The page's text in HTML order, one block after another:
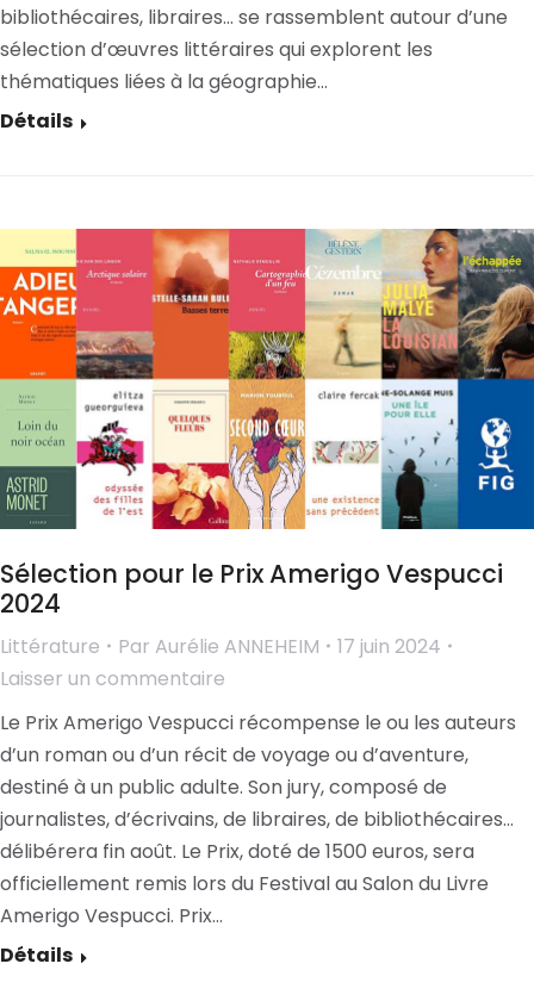
bibliothécaires, libraires… se rassemblent autour d’une
sélection d’œuvres littéraires qui explorent les
thématiques liées à la géographie…
Détails
Sélection pour le Prix Amerigo Vespucci
2024
Littérature Par Aurélie ANNEHEIM
17 juin 2024
Laisser un commentaire
Le Prix Amerigo Vespucci récompense le ou les auteurs
d’un roman ou d’un récit de voyage ou d’aventure,
destiné à un public adulte. Son jury, composé de
journalistes, d’écrivains, de libraires, de bibliothécaires…
délibérera fin août. Le Prix, doté de 1500 euros, sera
officiellement remis lors du Festival au Salon du Livre
Amerigo Vespucci. Prix…
Détails